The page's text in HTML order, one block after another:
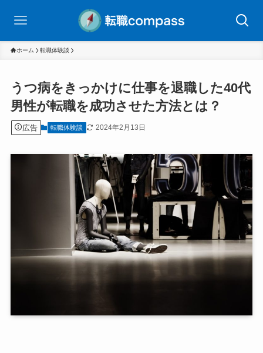
ホーム 転職体験談
うつ病をきっかけに仕事を退職した40代
男性が転職を成功させた方法とは？
広告 転職体験談 2024年2月13日